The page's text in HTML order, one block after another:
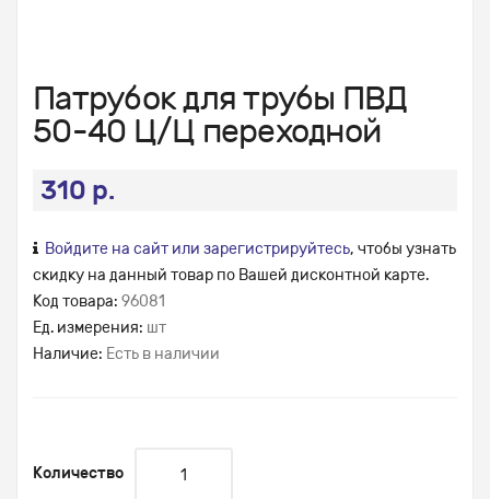
Патрубок для трубы ПВД
50-40 Ц/Ц переходной
310 р.
Войдите на сайт или зарегистрируйтесь, чтобы узнать
скидку на данный товар по Вашей дисконтной карте.
Код товара: 96081
Ед. измерения: шт
Наличие: Есть в наличии
Количество